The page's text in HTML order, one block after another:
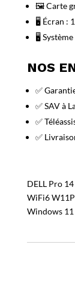
🖼️ Carte
🖥️ Écran :
🖥️
NOS
✅
✅ SAV à
✅
✅
DELL Pro
WiFi6
Windows